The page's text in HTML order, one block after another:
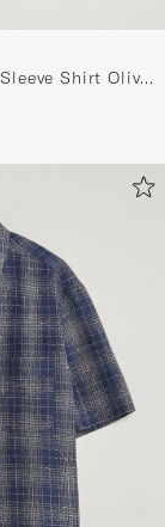
Shirt Olive